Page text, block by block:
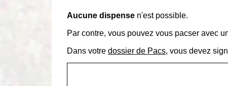
Aucune dispense n'est possible.
Par contre, vous pouvez vous pacser avec
Dans votre dossier de Pacs, vous devez